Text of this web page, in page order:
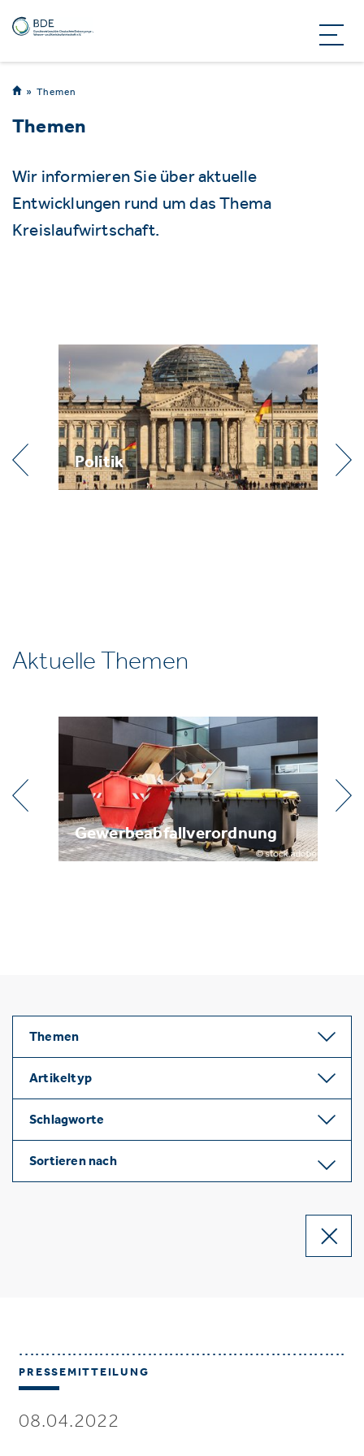
Themen
Themen
Wir informieren Sie über aktuelle
Entwicklungen rund um das Thema
Kreislaufwirtschaft.
Politik
Aktuelle Themen
Gewerbeabfallverordnung
Themen
Artikeltyp
Schlagworte
Sortieren nach
PRESSEMITTEILUNG
08.04.2022